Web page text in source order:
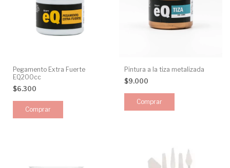
Pegamento Extra Fuerte
EQ200cc
$6.300
Pintura a la tiza metalizada
$9.000
Comprar